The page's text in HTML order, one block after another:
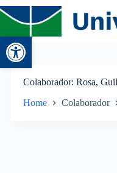
Abrir a barra
Colaborador Rosa,
Home Colaborador